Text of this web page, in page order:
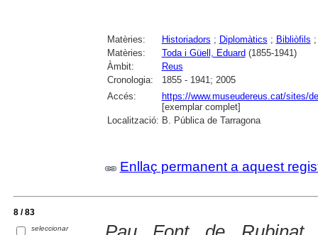
Matèries: Historiadors ; Diplomàtics ; Bibliòfils
Matèries:
Toda i Güell, Eduard(1855-1941)
Àmbit:
Reus
Cronologia:
1855 - 1941; 2005
Accés:
https://www.museudereus.cat/sites/
[exemplar complet]
Localització: B. Pública de Tarragona
Enllaç permanent a aquest
8 / 83
seleccionar